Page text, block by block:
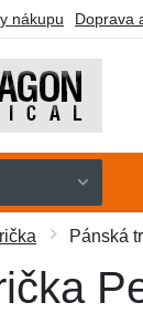
nákupu Doprava
Pánská